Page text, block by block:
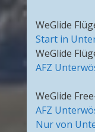
WeGlide
Start in
WeGlide
AFZ
WeGlide
AFZ
Nur von